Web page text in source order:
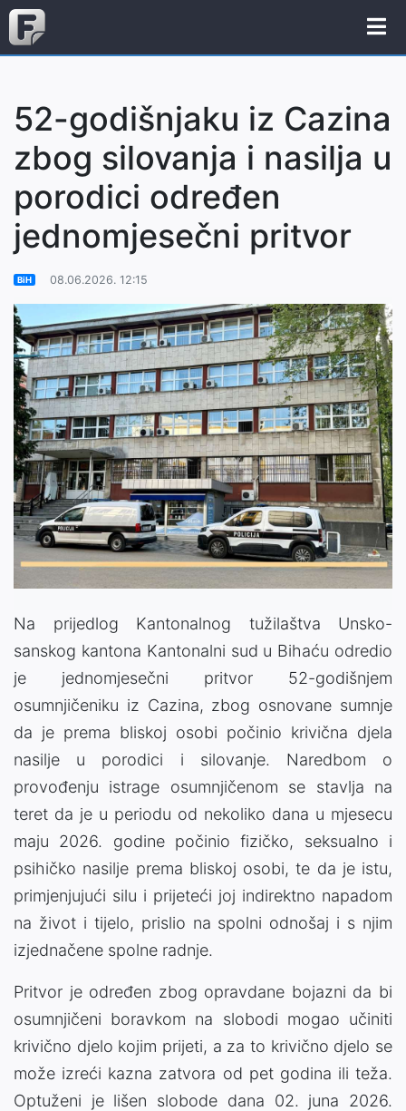
52-godišnjaku iz Cazina
zbog silovanja i nasilja u
porodici određen
jednomjesečni pritvor
BiH 08.06.2026. 12:15
Na prijedlog Kantonalnog tužilaštva Unsko-
sanskog kantona Kantonalni sud u Bihaću odredio
je jednomjesečni pritvor 52-godišnjem
osumnjičeniku iz Cazina, zbog osnovane sumnje
da je prema bliskoj osobi počinio krivična djela
nasilje u porodici i silovanje. Naredbom o
provođenju istrage osumnjičenom se stavlja na
teret da je u periodu od nekoliko dana u mjesecu
maju 2026. godine počinio fizičko, seksualno i
psihičko nasilje prema bliskoj osobi, te da je istu,
primjenjujući silu i prijeteći joj indirektno napadom
na život i tijelo, prislio na spolni odnošaj i s njim
izjednačene spolne radnje.
Pritvor je određen zbog opravdane bojazni da bi
osumnjičeni boravkom na slobodi mogao učiniti
krivično djelo kojim prijeti, a za to krivično djelo se
može izreći kazna zatvora od pet godina ili teža.
Optuženi je lišen slobode dana 02. juna 2026.